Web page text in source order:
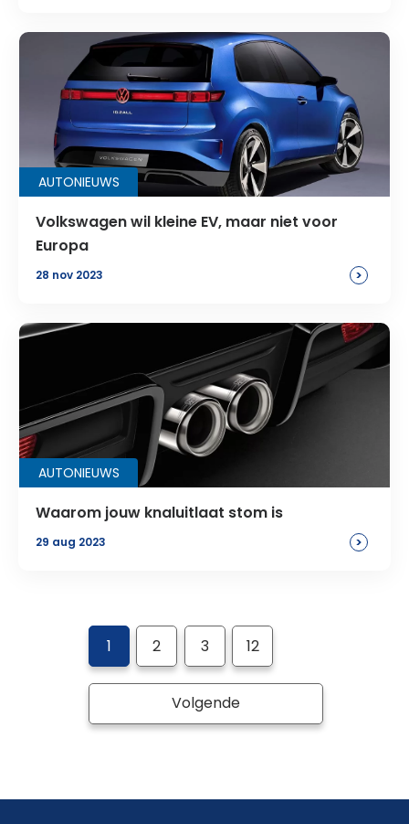
AUTONIEUWS
Volkswagen wil kleine EV, maar niet voor
Europa
28 nov 2023 >
AUTONIEUWS
Waarom jouw knaluitlaat stom is
29 aug 2023 >
1 2 3 12
Volgende